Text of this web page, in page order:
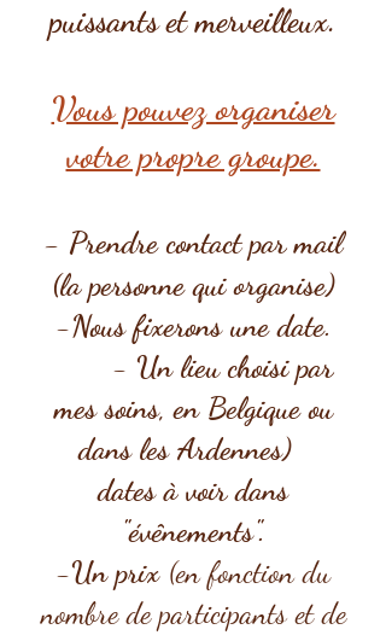
puissants et merveilleux.
Vous pouvez organiser
votre propre groupe.
- Prendre contact par mail
(la personne qui organise)
-Nous fixerons une date.
- Un lieu choisi par
mes soins, en Belgique ou
dans les Ardennes)
dates à voir dans
"évênements".
-Un prix (en fonction du
nombre de participants et de